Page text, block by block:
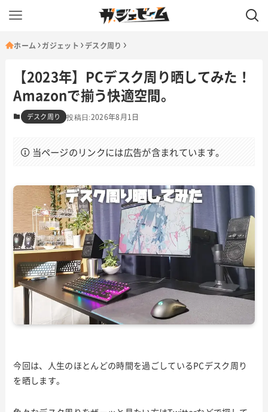
ホーム ガジェット デスク周り
【2023年】PCデスク周り晒してみた！
Amazonで揃う快適空間。
デスク周り 2026年8月1日
当ページのリンクには広告が含まれています。
今回は、人生のほとんどの時間を過ごしているPCデスク周り
を晒します。